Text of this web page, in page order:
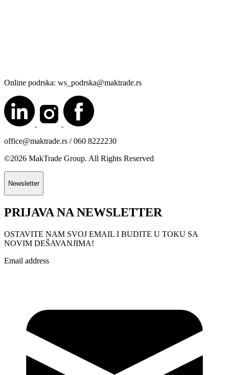
Online podrska: ws_podrska@maktrade.rs
office@maktrade.rs / 060 8222230
©2026 MakTrade Group. All Rights Reserved
Newsletter
PRIJAVA NA NEWSLETTER
OSTAVITE NAM SVOJ EMAIL I BUDITE U TOKU SA
NOVIM DEŠAVANJIMA!
Email address